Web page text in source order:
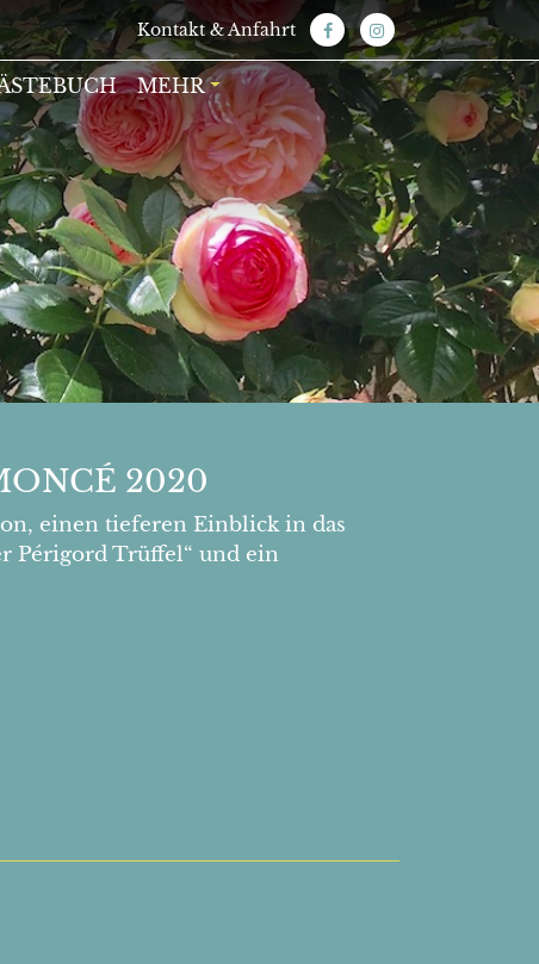
Kontakt & Anfahrt
MEHR
2020
einen tieferen Einblick in das
Périgord Trüffel“ und ein